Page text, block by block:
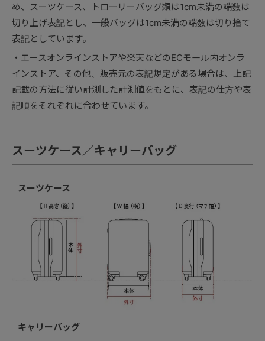
め、スーツケース、トローリーバッグ類は1cm未満の端数は
切り上げ表記とし、一般バッグは1cm未満の端数は切り捨て
表記としています。
エースオンラインストアや楽天などのECモール内オンラ
インストア、その他、販売元の表記規定がある場合は、上記
記載の方法に従い計測した計測値をもとに、表記の仕方や表
記順をそれぞれに合わせています。
スーツケース／キャリーバッグ
スーツケース
キャリーバッグ